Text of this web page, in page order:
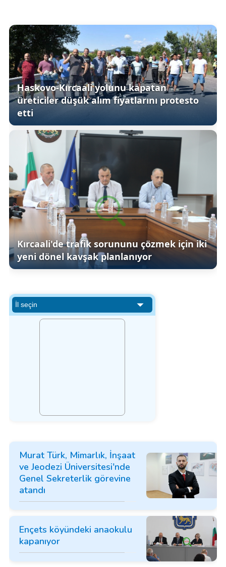
Haskovo-Kırcaali yolunu kapatan
üreticiler düşük alım fiyatlarını protesto
etti
Kırcaali'de trafik sorununu çözmek için iki
yeni dönel kavşak planlanıyor
Murat Türk, Mimarlık, İnşaat
ve Jeodezi Üniversitesi'nde
Genel Sekreterlik görevine
atandı
Ençets köyündeki anaokulu
kapanıyor